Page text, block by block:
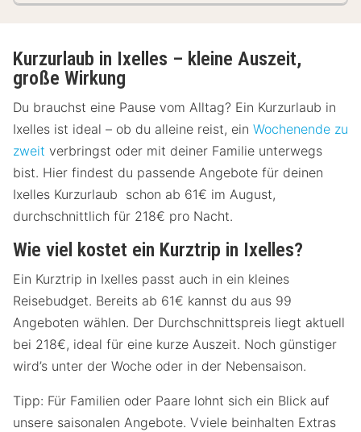
Kurzurlaub in Ixelles – kleine Auszeit,
große Wirkung
Du brauchst eine Pause vom Alltag? Ein Kurzurlaub in
Ixelles ist ideal – ob du alleine reist, ein Wochenende zu
zweit verbringst oder mit deiner Familie unterwegs
bist. Hier findest du passende Angebote für deinen
Ixelles Kurzurlaub schon ab 61€ im August,
durchschnittlich für 218€ pro Nacht.
Wie viel kostet ein Kurztrip in Ixelles?
Ein Kurztrip in Ixelles passt auch in ein kleines
Reisebudget. Bereits ab 61€ kannst du aus 99
Angeboten wählen. Der Durchschnittspreis liegt aktuell
bei 218€, ideal für eine kurze Auszeit. Noch günstiger
wird’s unter der Woche oder in der Nebensaison.
Tipp: Für Familien oder Paare lohnt sich ein Blick auf
unsere saisonalen Angebote. Vviele beinhalten Extras